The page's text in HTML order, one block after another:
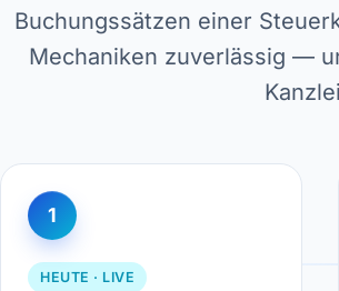
Buchungssätzen einer
Mechaniken zuverlässig —
1
HEUTE · LIVE